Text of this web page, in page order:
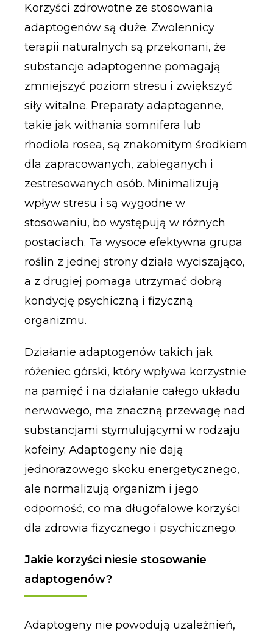
Korzyści zdrowotne ze stosowania
adaptogenów są duże. Zwolennicy
terapii naturalnych są przekonani, że
substancje adaptogenne pomagają
zmniejszyć poziom stresu i zwiększyć
siły witalne. Preparaty adaptogenne,
takie jak withania somnifera lub
rhodiola rosea, są znakomitym środkiem
dla zapracowanych, zabieganych i
zestresowanych osób. Minimalizują
wpływ stresu i są wygodne w
stosowaniu, bo występują w różnych
postaciach. Ta wysoce efektywna grupa
roślin z jednej strony działa wyciszająco,
a z drugiej pomaga utrzymać dobrą
kondycję psychiczną i fizyczną
organizmu.
Działanie adaptogenów takich jak
różeniec górski, który wpływa korzystnie
na pamięć i na działanie całego układu
nerwowego, ma znaczną przewagę nad
substancjami stymulującymi w rodzaju
kofeiny. Adaptogeny nie dają
jednorazowego skoku energetycznego,
ale normalizują organizm i jego
odporność, co ma długofalowe korzyści
dla zdrowia fizycznego i psychicznego.
Jakie korzyści niesie stosowanie
adaptogenów?
Adaptogeny nie powodują uzależnień,